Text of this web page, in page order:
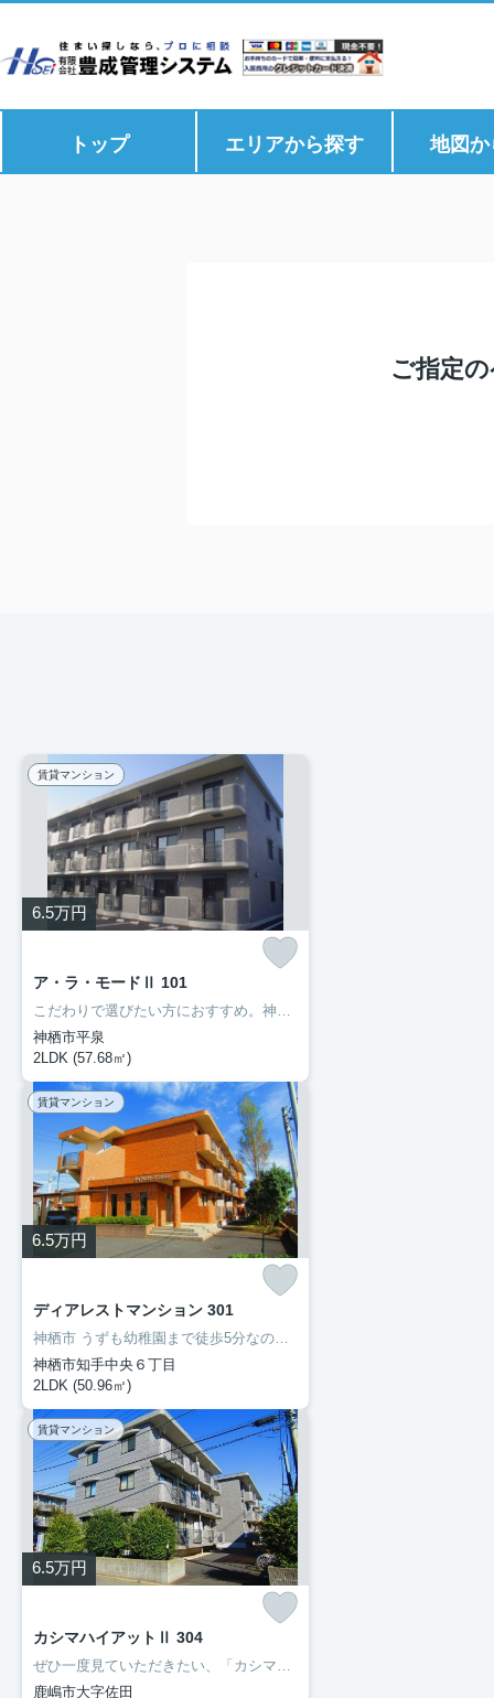
トップ エリアから探す 地図
ご指定
賃貸マンション
6.5万円
ア・ラ・モードⅡ 101
こだわりで選びたい方におすすめ。神栖市エリアで住まいをお探しなら「ア・ラ・モードⅡ」。室内設備はBS・エアコン・ネット使用料不要など充実した設備を備え付けています。初期費用をカードでお支払いいただけるので、カードで決済したい方にもおすすめです。住まいを探すにあたって、神栖市へお引っ越しを検討しているのであれば、豊成管理システムにお任せください。
神栖市平泉
2LDK (57.68㎡)
賃貸マンション
6.5万円
ディアレストマンション 301
神栖市 うずも幼稚園まで徒歩5分なので、送り迎えも楽です。ネットの回線を導入しています、パソコンが使えて暮らしに嬉しい。転居先に住み心地も良いこちらの賃貸物件。充実した新生活を過ごしましょう。豊成管理システムは長年、神栖市を中心にお部屋探しをサポートして参りましたので、お部屋探しには自信があります。
神栖市知手中央６丁目
2LDK (50.96㎡)
賃貸マンション
6.5万円
カシマハイアットⅡ 304
ぜひ一度見ていただきたい、「カシマハイアットⅡ」です。セブン-イレブン鹿嶋宮中南店まで徒歩6分と近場にコンビニがあるのもポイント。転居先に住み心地も良いこちらの賃貸物件。充実した新生活を過ごしましょう。豊成管理システムでは、お客様に合わせてお部屋をご紹介いたします。0299-97-0800からご希望の条件をお申しつけ下さい。
鹿嶋市大字佐田